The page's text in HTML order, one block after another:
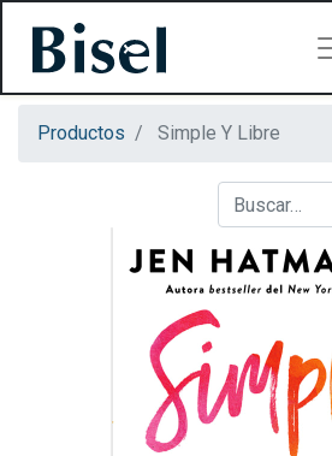
Productos Simple Y Libre